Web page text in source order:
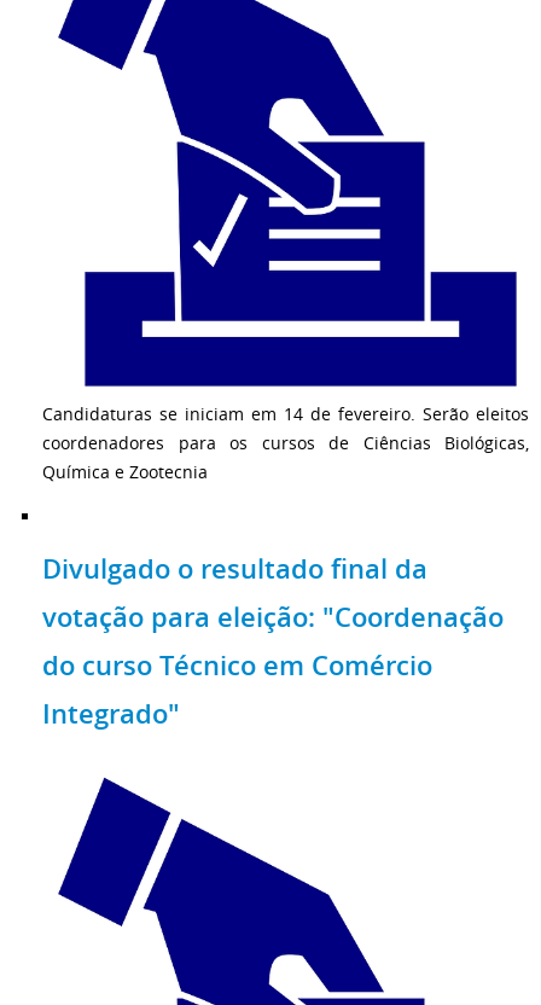
Candidaturas se iniciam em 14 de fevereiro. Serão eleitos
coordenadores para os cursos de Ciências Biológicas,
Química e Zootecnia
Divulgado o resultado final da
votação para eleição: "Coordenação
do curso Técnico em Comércio
Integrado"